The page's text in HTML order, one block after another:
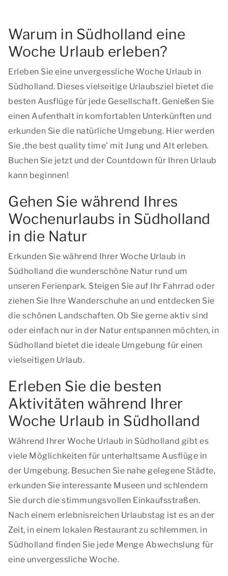
Warum in Südholland eine
Woche Urlaub erleben?
Erleben Sie eine unvergessliche Woche Urlaub in
Südholland. Dieses vielseitige Urlaubsziel bietet die
besten Ausflüge für jede Gesellschaft. Genießen Sie
einen Aufenthalt in komfortablen Unterkünften und
erkunden Sie die natürliche Umgebung. Hier werden
Sie ,the best quality time' mit Jung und Alt erleben.
Buchen Sie jetzt und der Countdown für Ihren Urlaub
kann beginnen!
Gehen Sie während Ihres
Wochenurlaubs in Südholland
in die Natur
Erkunden Sie während Ihrer Woche Urlaub in
Südholland die wunderschöne Natur rund um
unseren Ferienpark. Steigen Sie auf Ihr Fahrrad oder
ziehen Sie Ihre Wanderschuhe an und entdecken Sie
die schönen Landschaften. Ob Sie gerne aktiv sind
oder einfach nur in der Natur entspannen möchten, in
Südholland bietet die ideale Umgebung für einen
vielseitigen Urlaub.
Erleben Sie die besten
Aktivitäten während Ihrer
Woche Urlaub in Südholland
Während Ihrer Woche Urlaub in Südholland gibt es
viele Möglichkeiten für unterhaltsame Ausflüge in
der Umgebung. Besuchen Sie nahe gelegene Städte,
erkunden Sie interessante Museen und schlendern
Sie durch die stimmungsvollen Einkaufsstraßen.
Nach einem erlebnisreichen Urlaubstag ist es an der
Zeit, in einem lokalen Restaurant zu schlemmen. in
Südholland finden Sie jede Menge Abwechslung für
eine unvergessliche Woche.